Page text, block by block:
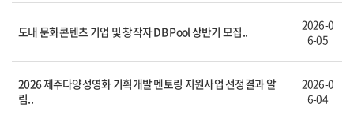
도내 문화콘텐츠 기업 및 창작자 DB Pool 상반기 모집..
2026-0
6-05
2026 제주다양성영화 기획개발 멘토링 지원사업 선정결과 알
림..
2026-0
6-04